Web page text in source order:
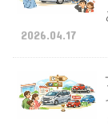
2026.04.17